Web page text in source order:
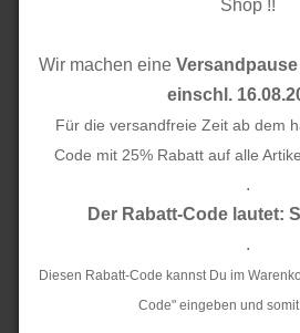
Shop !!
Wir machen eine Versandpause
einschl.
Für die versandfreie Zeit ab dem
Code mit 25% Rabatt auf alle
.
Der Rabatt-Code lautet:
.
Diesen Rabatt-Code kannst Du im
Code" eingeben und